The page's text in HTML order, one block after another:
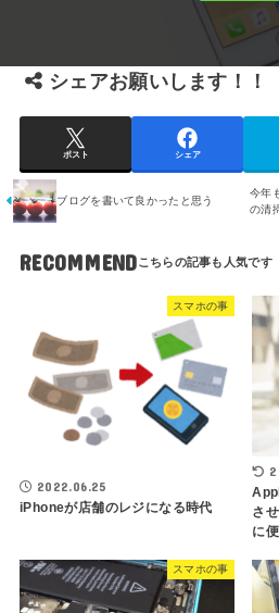
シェアお願いします！！
ポスト シェア
今年
の清
ブログを書いて良かったと思う
RECOMMEND
スマホの事
2022.06.25
iPhoneが店舗のレジになる時代
さ
に
スマホの事